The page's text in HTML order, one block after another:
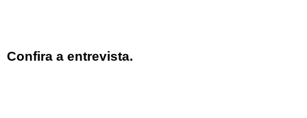
Confira a entrevista.